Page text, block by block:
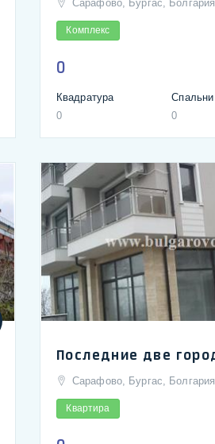
Сарафово, Бургас, Болгария
Комплекс
0
Квадратура
0
Спальни
0
Сарафово, Бургас, Болгария
Квартира